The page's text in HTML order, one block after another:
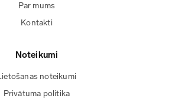
Par mums
Kontakti
Noteikumi
noteikumi
Privātuma politika